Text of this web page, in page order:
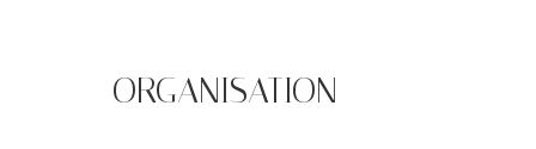
—— ORGANISATION